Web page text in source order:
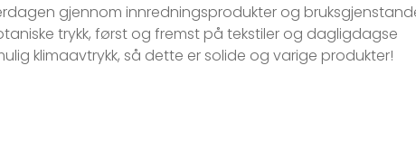
gjennom innredningsprodukter og
trykk, først og fremst på tekstiler og dagligdagse
klimaavtrykk, så dette er solide og varige produkter!